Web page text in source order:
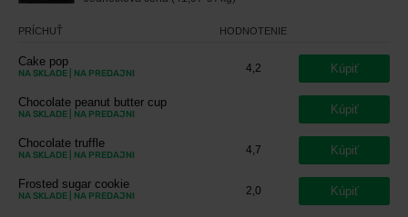
PRÍCHUŤ HODNOTENIE
Cake pop
NA SKLADE | NA PREDAJNI 4,2 Kúpiť
Chocolate peanut butter cup
NA SKLADE | NA PREDAJNI Kúpiť
Chocolate truffle
NA SKLADE | NA PREDAJNI 4,7 Kúpiť
Frosted sugar cookie
NA SKLADE | NA PREDAJNI 2,0 Kúpiť